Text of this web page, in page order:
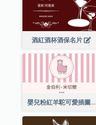
酒紅酒杯酒保名片
嬰兒粉紅羊駝可愛插圖名片